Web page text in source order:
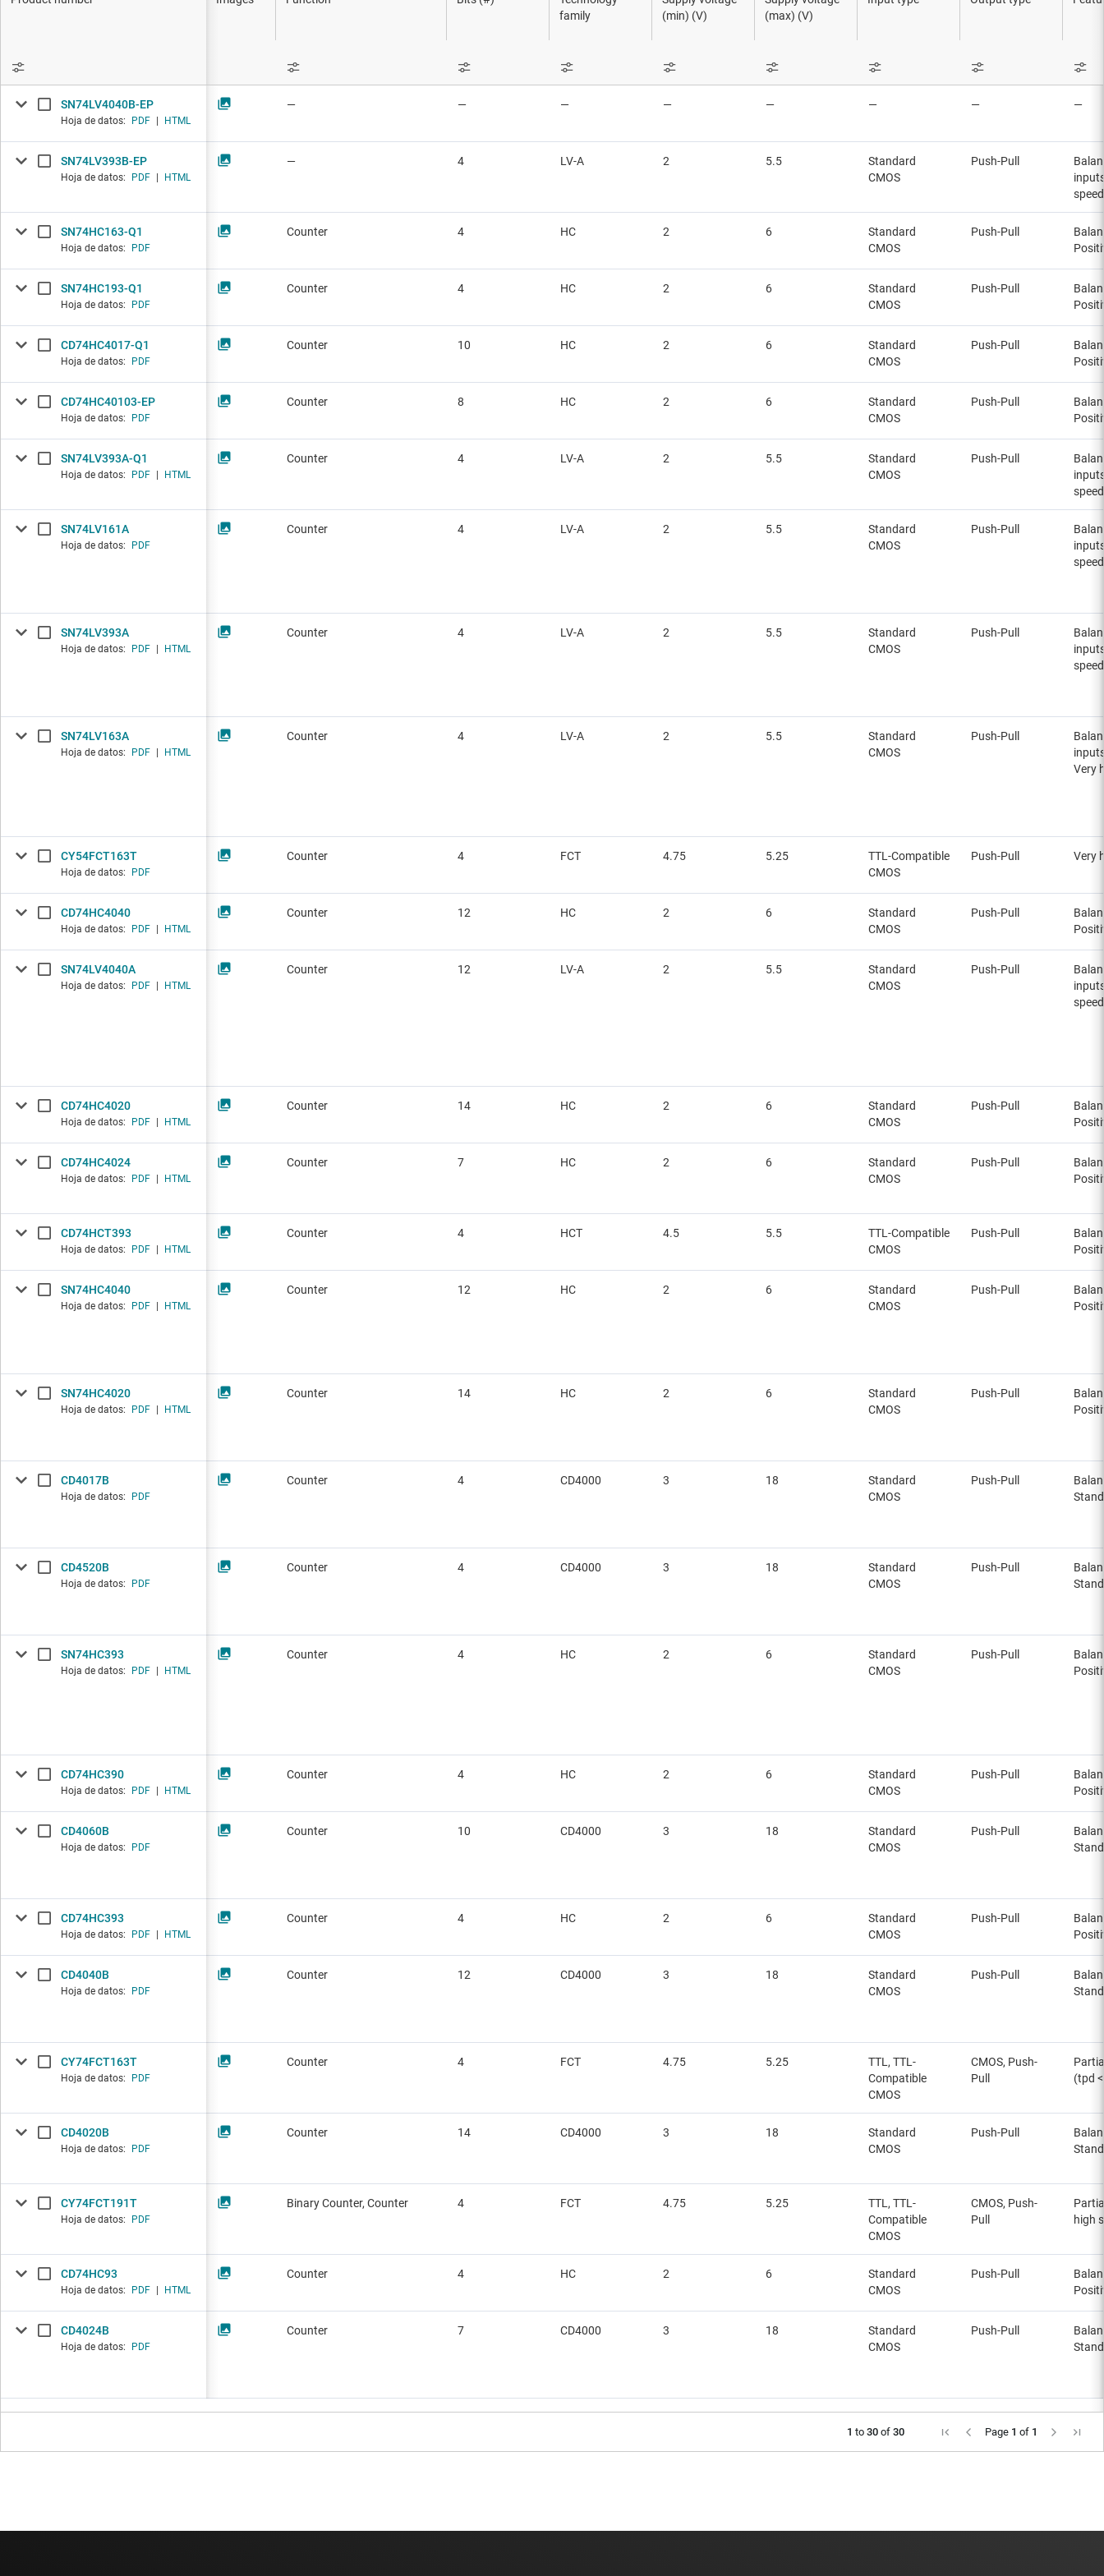
Productos DLP Sensores
Interruptores y multiplexores
Traductores de tensión y desplazadores de nivelRegistros de desplazamiento
Conversión de tensión de circuitos biestables, bloqueos y registros
family
(min) (V)
(max) (V)
SN74LV4040B-EP
Hoja de datos: PDF HTML
SN74LV393B-EP
Hoja de datos: PDF HTML
SN74HC163-Q1
Hoja de datos: PDF
SN74HC193-Q1
Hoja de datos: PDF
CD74HC4017-Q1
Hoja de datos: PDF
CD74HC40103-EP
Hoja de datos: PDF
SN74LV393A-Q1
Hoja de datos: PDF HTML
SN74LV161A
Hoja de datos: PDF
SN74LV393A
Hoja de datos: PDF HTML
SN74LV163A
Hoja de datos: PDF HTML
CY54FCT163T
Hoja de datos: PDF
CD74HC4040
Hoja de datos: PDF HTML
SN74LV4040A
Hoja de datos: PDF HTML
CD74HC4020
Hoja de datos: PDF HTML
CD74HC4024
Hoja de datos: PDF HTML
CD74HCT393
Hoja de datos: PDF HTML
SN74HC4040
Hoja de datos: PDF HTML
SN74HC4020
Hoja de datos: PDF HTML
CD4017B
Hoja de datos: PDF
CD4520B
Hoja de datos: PDF
SN74HC393
Hoja de datos: PDF HTML
CD74HC390
Hoja de datos: PDF HTML
CD4060B
Hoja de datos: PDF
CD74HC393
Hoja de datos: PDF HTML
CD4040B
Hoja de datos: PDF
CY74FCT163T
Hoja de datos: PDF
CD4020B
Hoja de datos: PDF
CY74FCT191T
Hoja de datos: PDF
CD74HC93
Hoja de datos: PDF HTML
CD4024B
Hoja de datos: PDF
— — — — — — — —
— 4 LV-A 2 5.5
Standard
CMOS
Push-Pull
Counter 4 HC 2 6
Standard
CMOS
Push-Pull
Counter 4 HC 2 6
Standard
CMOS
Push-Pull
Counter 10 HC 2 6
Standard
CMOS
Push-Pull
Counter 8 HC 2 6
Standard
CMOS
Push-Pull
Counter 4 LV-A 2 5.5
Standard
CMOS
Push-Pull
Counter 4 LV-A 2 5.5
Standard
CMOS
Push-Pull
Counter 4 LV-A 2 5.5
Standard
CMOS
Push-Pull
Counter 4 LV-A 2 5.5
Standard
CMOS
Push-Pull
Very
Counter 4 FCT 4.75 5.25
TTL-Compatible
CMOS
Push-Pull Very
Counter 12 HC 2 6
Standard
CMOS
Push-Pull
Counter 12 LV-A 2 5.5
Standard
CMOS
Push-Pull
Counter 14 HC 2 6
Standard
CMOS
Push-Pull
Counter 7 HC 2 6
Standard
CMOS
Push-Pull
Counter 4 HCT 4.5 5.5
TTL-Compatible
CMOS
Push-Pull
Counter 12 HC 2 6
Standard
CMOS
Push-Pull
Counter 14 HC 2 6
Standard
CMOS
Push-Pull
Counter 4 CD4000 3 18
Standard
CMOS
Push-Pull
Counter 4 CD4000 3 18
Standard
CMOS
Push-Pull
Counter 4 HC 2 6
Standard
CMOS
Push-Pull
Counter 4 HC 2 6
Standard
CMOS
Push-Pull
Counter 10 CD4000 3 18
Standard
CMOS
Push-Pull
Counter 4 HC 2 6
Standard
CMOS
Push-Pull
Counter 12 CD4000 3 18
Standard
CMOS
Push-Pull
Counter 4 FCT 4.75 5.25
TTL, TTL-
Compatible
CMOS
CMOS, Push-
Pull
(tpd
Counter 14 CD4000 3 18
Standard
CMOS
Push-Pull
Binary Counter, Counter 4 FCT 4.75 5.25
TTL, TTL-
Compatible
CMOS
CMOS, Push-
Pull
high
Counter 4 HC 2 6
Standard
CMOS
Push-Pull
Counter 7 CD4000 3 18
Standard
CMOS
Push-Pull
1 to 30 of 30 Page 1 of 1